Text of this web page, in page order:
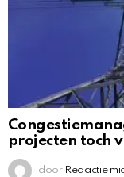
projecten toch
door Redactie